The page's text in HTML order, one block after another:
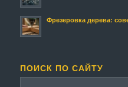
Фрезеровка дерева:
ПОИСК ПО САЙТУ